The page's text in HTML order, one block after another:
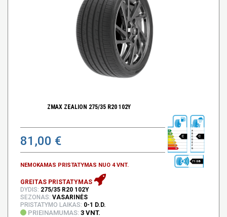
ZMAX ZEALION 275/35 R20 102Y
81,00 €
NEMOKAMAS PRISTATYMAS NUO 4 VNT.
C C
71 DB
GREITAS PRISTATYMAS
DYDIS: 275/35 R20 102Y
SEZONAS: VASARINĖS
PRISTATYMO LAIKAS: 0-1 D.D.
PRIEINAMUMAS: 3 VNT.